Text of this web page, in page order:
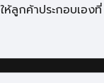
ลูกค้าประกอบเองที่